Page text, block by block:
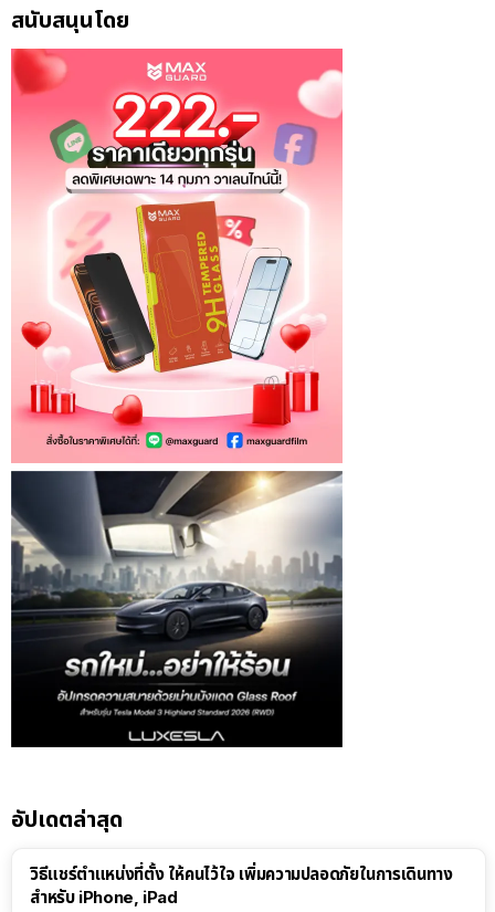
สนับสนุนโดย
อัปเดตล่าสุด
วิธีแชร์ตำแหน่งที่ตั้ง ให้คนไว้ใจ เพิ่มความปลอดภัยในการเดินทาง
สำหรับ iPhone, iPad